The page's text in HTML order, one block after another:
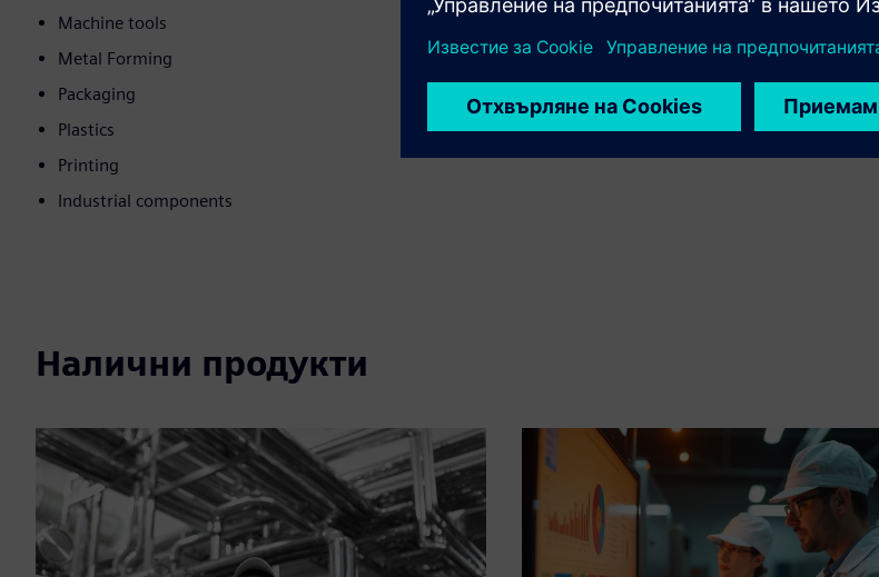
Machine tools
Metal Forming
Packaging
Plastics
Printing
Industrial components
Налични продукти